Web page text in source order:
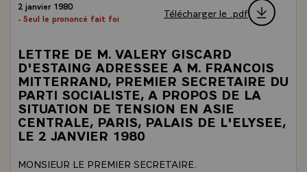
2 janvier 1980
- Seul le prononcé fait foi
Télécharger le .pdf
LETTRE DE M. VALERY GISCARD
D'ESTAING ADRESSEE A M. FRANCOIS
MITTERRAND, PREMIER SECRETAIRE DU
PARTI SOCIALISTE, A PROPOS DE LA
SITUATION DE TENSION EN ASIE
CENTRALE, PARIS, PALAIS DE L'ELYSEE,
LE 2 JANVIER 1980
MONSIEUR LE PREMIER SECRETAIRE.